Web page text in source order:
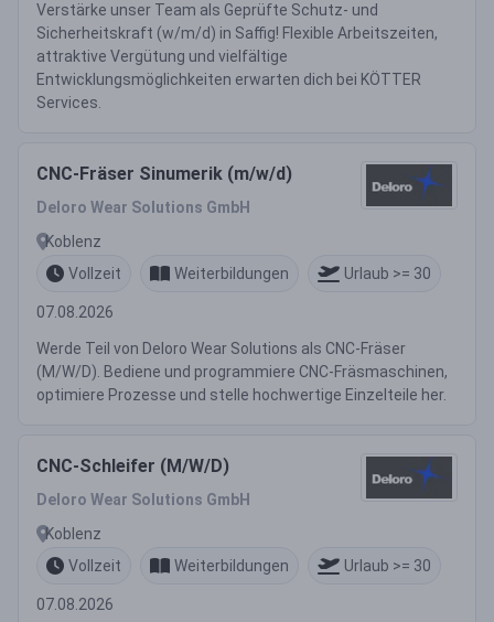
Verstärke unser Team als Geprüfte Schutz- und
Sicherheitskraft (w/m/d) in Saffig! Flexible Arbeitszeiten,
attraktive Vergütung und vielfältige
Entwicklungsmöglichkeiten erwarten dich bei KÖTTER
Services.
CNC-Fräser Sinumerik (m/w/d)
Deloro Wear Solutions GmbH
Koblenz
Vollzeit
Weiterbildungen Urlaub >= 30
07.08.2026
Werde Teil von Deloro Wear Solutions als CNC-Fräser
(M/W/D). Bediene und programmiere CNC-Fräsmaschinen,
optimiere Prozesse und stelle hochwertige Einzelteile her.
CNC-Schleifer (M/W/D)
Deloro Wear Solutions GmbH
Koblenz
Vollzeit
Weiterbildungen Urlaub >= 30
07.08.2026